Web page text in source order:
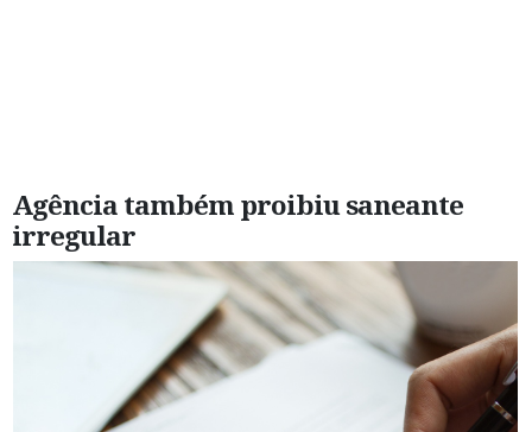
Agência também proibiu saneante
irregular